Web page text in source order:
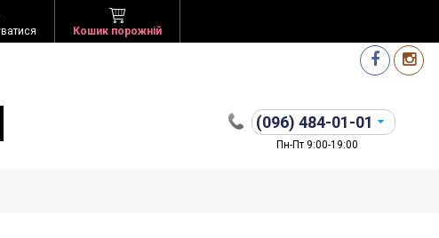
Кошик порожній
(096) 484-01-01
Пн-Пт 9:00-19:00